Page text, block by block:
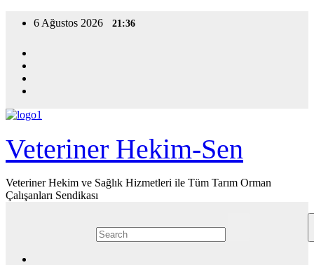
6 Ağustos 2026 21:36
Veteriner Hekim-Sen
Veteriner Hekim ve Sağlık Hizmetleri ile Tüm Tarım Orman
Çalışanları Sendikası